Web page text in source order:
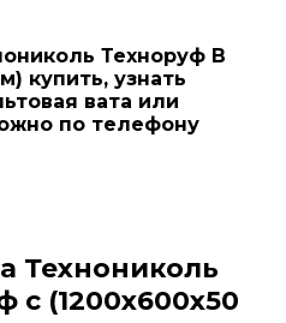
Техноруф В
купить, узнать
вата или
по телефону
Технониколь
(1200х600х50